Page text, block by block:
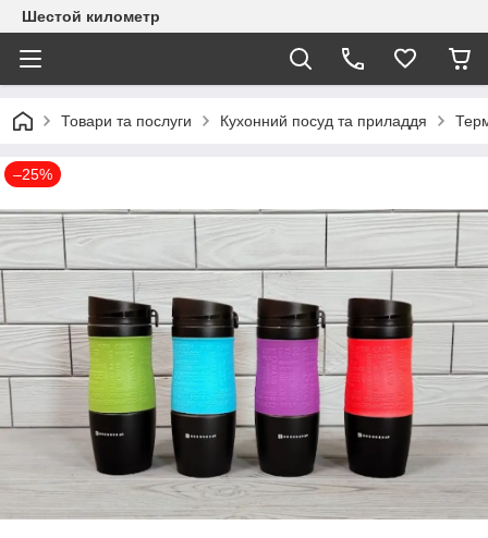
Шестой километр
Товари та послуги Кухонний посуд та приладдя
–25%